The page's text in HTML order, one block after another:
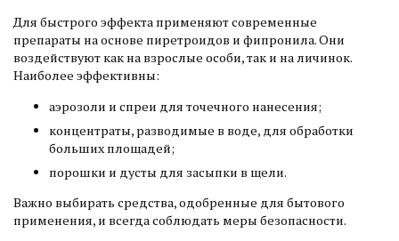
Для быстрого эффекта применяют современные
препараты на основе пиретроидов и фипронила. Они
воздействуют как на взрослые особи, так и на личинок.
Наиболее эффективны:
аэрозоли и спреи для точечного нанесения;
концентраты, разводимые в воде, для обработки
больших площадей;
порошки и дусты для засыпки в щели.
Важно выбирать средства, одобренные для бытового
применения, и всегда соблюдать меры безопасности.